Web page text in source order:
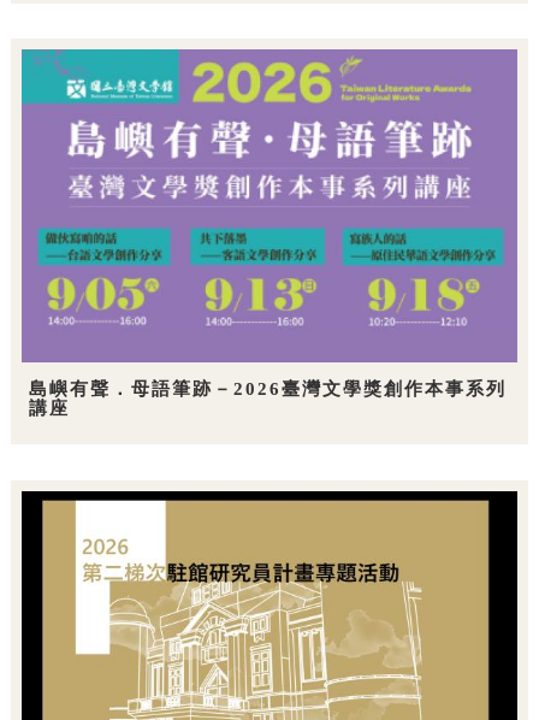
島嶼有聲．母語筆跡－2026臺灣文學獎創作本事系列
講座